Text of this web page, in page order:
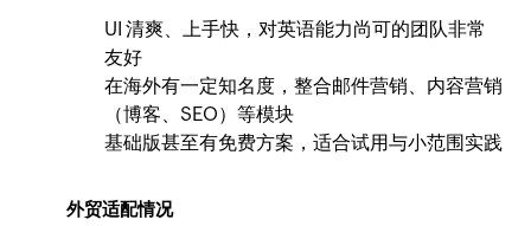
UI 清爽、上手快，对英语能力尚可的团队非常
友好
在海外有一定知名度，整合邮件营销、内容营销
（博客、SEO）等模块
基础版甚至有免费方案，适合试用与小范围实践
外贸适配情况